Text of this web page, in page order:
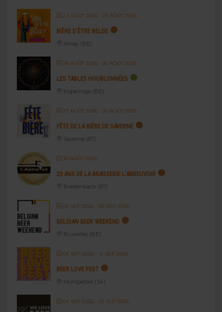
22 AOÛT 2026- 23 AOÛT 2026
BIÈRE D’ÊTRE BELGE
Amay (BE)
26 AOÛT 2026- 30 AOÛT 2026
LES TABLES HOUBLONNÉES
Poperinge (BE)
27 AOÛT 2026- 30 AOÛT 2026
FÊTE DE LA BIÈRE DE SAVERNE
Saverne (67)
30 AOÛT 2026
20 ANS DE LA BRASSERIE L’ABREUVOIR
Breitenbach (67)
04 SEP 2026- 06 SEP 2026
BELGIAN BEER WEEKEND
Bruxelles (BE)
04 SEP 2026- 12 SEP 2026
BEER LOVE FEST
Montpellier (34)
04 SEP 2026- 05 SEP 2026